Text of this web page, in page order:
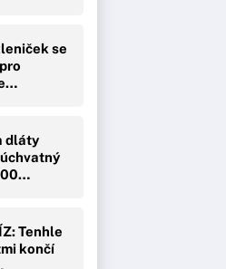
se
dláty
Tenhle
končí